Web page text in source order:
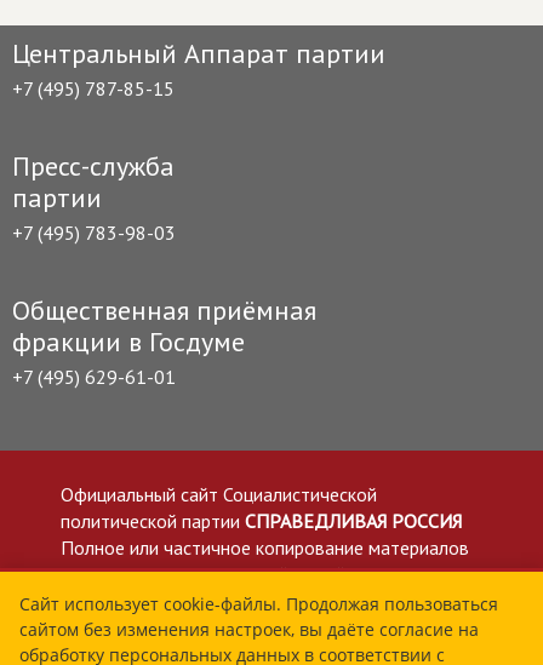
Центральный Аппарат партии
+7 (495) 787-85-15
Пресс-служба
партии
+7 (495) 783-98-03
Общественная приёмная
фракции в Госдуме
+7 (495) 629-61-01
Официальный сайт Социалистической
политической партии СПРАВЕДЛИВАЯ РОССИЯ
Полное или частичное копирование материалов
приветствуется со ссылкой на сайт spravedlivo.ru
Политика в отношении обработки персональных
данных
Все материалы сайта spravedlivo.ru доступны по
Сайт использует cookie-файлы. Продолжая пользоваться
сайтом без изменения настроек, вы даёте согласие на
обработку персональных данных в соответствии с